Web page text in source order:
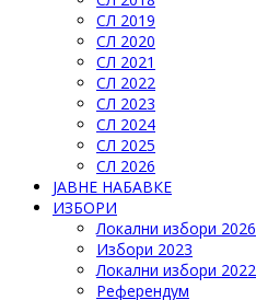
СЛ 2019
СЛ 2020
СЛ 2021
СЛ 2022
СЛ 2023
СЛ 2024
СЛ 2025
СЛ 2026
ЈАВНЕ НАБАВКЕ
ИЗБОРИ
Локални избори 2026
Избори 2023
Локални избори 2022
Референдум